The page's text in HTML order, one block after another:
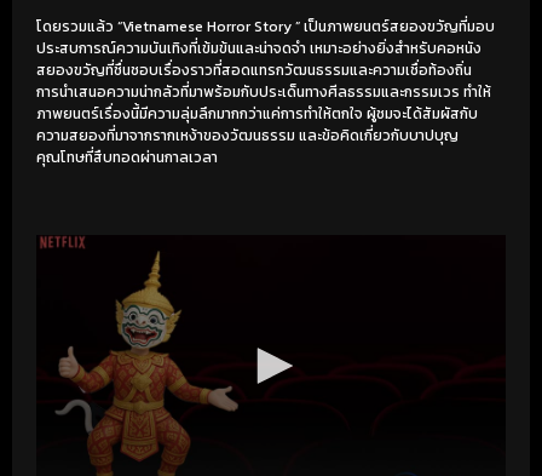
โดยรวมแล้ว “Vietnamese Horror Story ” เป็นภาพยนตร์สยองขวัญที่มอบ
ประสบการณ์ความบันเทิงที่เข้มข้นและน่าจดจำ เหมาะอย่างยิ่งสำหรับคอหนัง
สยองขวัญที่ชื่นชอบเรื่องราวที่สอดแทรกวัฒนธรรมและความเชื่อท้องถิ่น
การนำเสนอความน่ากลัวที่มาพร้อมกับประเด็นทางศีลธรรมและกรรมเวร ทำให้
ภาพยนตร์เรื่องนี้มีความลุ่มลึกมากกว่าแค่การทำให้ตกใจ ผู้ชมจะได้สัมผัสกับ
ความสยองที่มาจากรากเหง้าของวัฒนธรรม และข้อคิดเกี่ยวกับบาปบุญ
คุณโทษที่สืบทอดผ่านกาลเวลา